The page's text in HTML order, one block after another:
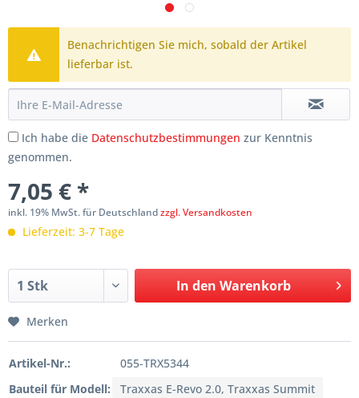
Benachrichtigen Sie mich, sobald der Artikel
lieferbar ist.
Ich habe die Datenschutzbestimmungen zur Kenntnis
genommen.
7,05 € *
inkl. 19% MwSt. für Deutschlandzzgl. Versandkosten
Lieferzeit: 3-7 Tage
In den Warenkorb
Merken
Artikel-Nr.:
055-TRX5344
Bauteil für Modell:
Traxxas E-Revo 2.0, Traxxas Summit